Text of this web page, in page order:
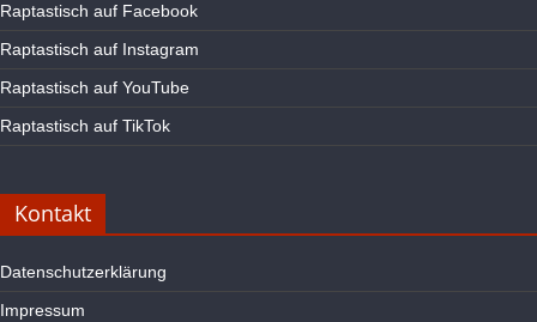
Raptastisch auf Facebook
Raptastisch auf Instagram
Raptastisch auf YouTube
Raptastisch auf TikTok
Kontakt
Datenschutzerklärung
Impressum